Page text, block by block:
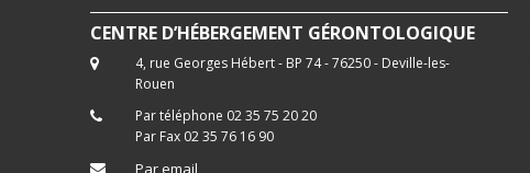
CENTRE D’HÉBERGEMENT GÉRONTOLOGIQUE
4, rue Georges Hébert - BP 74 - 76250 - Deville-les-
Rouen
Par téléphone 02 35 75 20 20
Par Fax 02 35 76 16 90
Par email